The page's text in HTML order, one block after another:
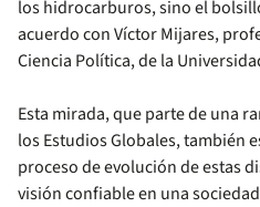
los hidrocarburos, sino el
acuerdo con Víctor Mijares,
Ciencia Política, de la
Esta mirada, que parte de una
los Estudios Globales, también
proceso de evolución de estas
visión confiable en una